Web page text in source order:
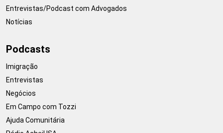
Entrevistas/Podcast com Advogados
Notícias
Podcasts
Imigração
Entrevistas
Negócios
Em Campo com Tozzi
Ajuda Comunitária